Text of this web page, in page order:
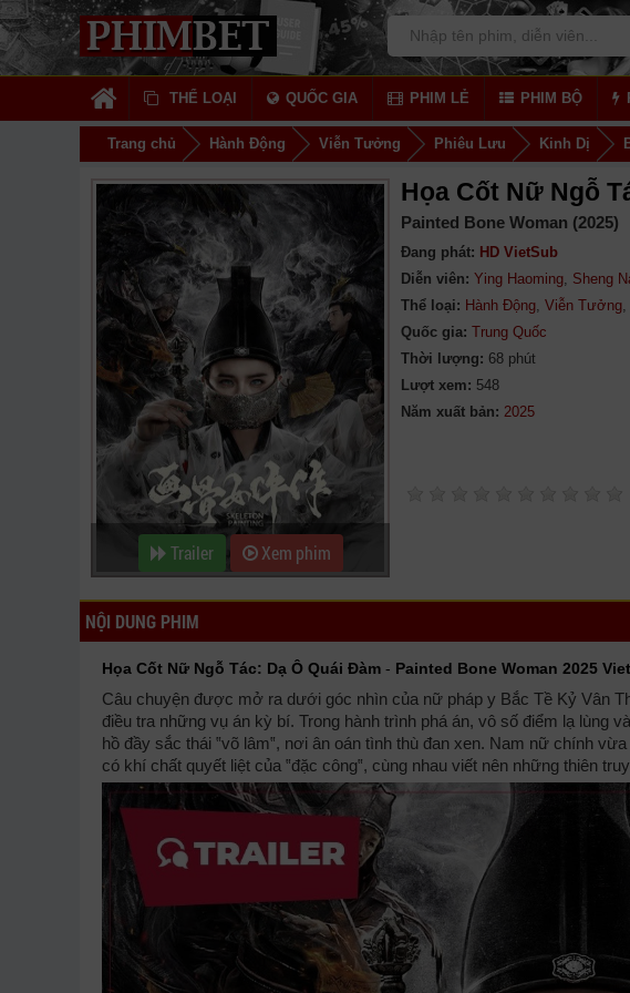
THỂ LOẠI QUỐC GIA PHIM LẺ PHIM BỘ
Trang chủ Hành Động Viễn Tưởng Phiêu Lưu Kinh Dị
Trailer Xem phim
Họa Cốt Nữ Ngỗ
Painted Bone Woman (2025)
Đang phát: HD VietSub
Diễn viên: Ying Haoming, Sheng
Thể loại: Hành Động, Viễn Tưởng,
Quốc gia: Trung Quốc
Thời lượng: 68 phút
Lượt xem: 548
Năm xuất bản:
NỘI DUNG PHIM
Họa Cốt Nữ Ngỗ Tác: Dạ Ô Quái Đàm - Painted Bone Woman 2025
Câu chuyện được mở ra dưới góc nhìn của nữ pháp y Bắc Tề Kỷ Vân
điều tra những vụ án kỳ bí. Trong hành trình phá án, vô số điểm lạ lùng
hồ đầy sắc thái ‟võ lâm‟, nơi ân oán tình thù đan xen. Nam nữ chính
có khí chất quyết liệt của ‟đặc công‟, cùng nhau viết nên những thiên